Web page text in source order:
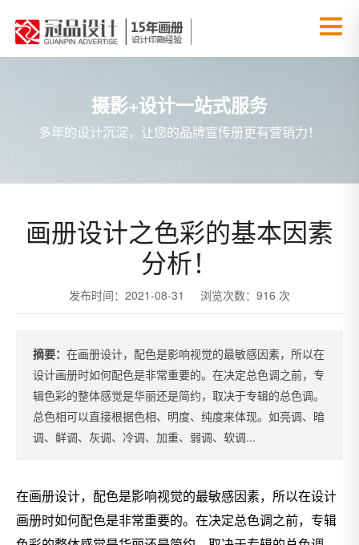
摄影+设计一站式服务
多年的设计沉淀，让您的品牌宣传册更有营销力！
画册设计之色彩的基本因素
分析！
发布时间：2021-08-31 浏览次数：916 次
摘要： 在画册设计，配色是影响视觉的最敏感因素，所以在
设计画册时如何配色是非常重要的。在决定总色调之前，专
辑色彩的整体感觉是华丽还是简约，取决于专辑的总色调。
总色相可以直接根据色相、明度、纯度来体现。如亮调、暗
调、鲜调、灰调、冷调、加重、弱调、软调...
在画册设计，配色是影响视觉的最敏感因素，所以在设计
画册时如何配色是非常重要的。在决定总色调之前，专辑